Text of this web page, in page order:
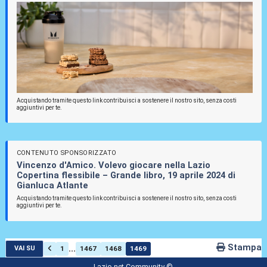
Acquistando tramite questo link contribuisci a sostenere il nostro sito, senza costi
aggiuntivi per te.
CONTENUTO SPONSORIZZATO
Vincenzo d'Amico. Volevo giocare nella Lazio
Copertina flessibile – Grande libro, 19 aprile 2024 di
Gianluca Atlante
Acquistando tramite questo link contribuisci a sostenere il nostro sito, senza costi
aggiuntivi per te.
VAI SU 1 ... 1467 1468 1469 Stampa